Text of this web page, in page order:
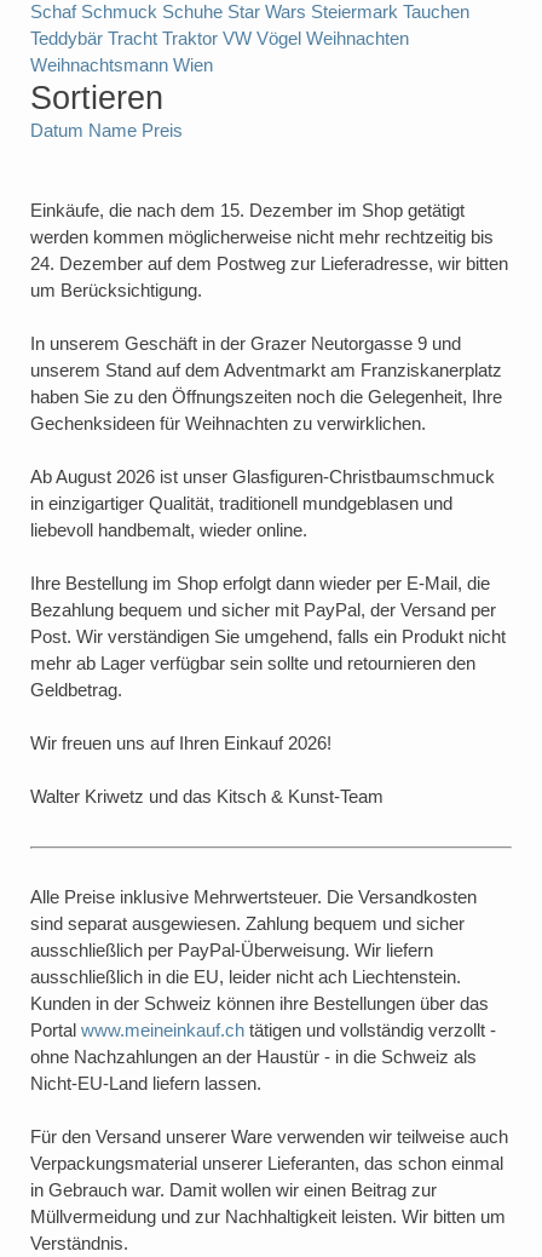
Schaf Schmuck Schuhe Star Wars Steiermark Tauchen
Teddybär Tracht Traktor VW Vögel Weihnachten
Weihnachtsmann Wien
Sortieren
Datum Name Preis
Einkäufe, die nach dem 15. Dezember im Shop getätigt
werden kommen möglicherweise nicht mehr rechtzeitig bis
24. Dezember auf dem Postweg zur Lieferadresse, wir bitten
um Berücksichtigung.
In unserem Geschäft in der Grazer Neutorgasse 9 und
unserem Stand auf dem Adventmarkt am Franziskanerplatz
haben Sie zu den Öffnungszeiten noch die Gelegenheit, Ihre
Gechenksideen für Weihnachten zu verwirklichen.
Ab August 2026 ist unser Glasfiguren-Christbaumschmuck
in einzigartiger Qualität, traditionell mundgeblasen und
liebevoll handbemalt, wieder online.
Ihre Bestellung im Shop erfolgt dann wieder per E-Mail, die
Bezahlung bequem und sicher mit PayPal, der Versand per
Post. Wir verständigen Sie umgehend, falls ein Produkt nicht
mehr ab Lager verfügbar sein sollte und retournieren den
Geldbetrag.
Wir freuen uns auf Ihren Einkauf 2026!
Walter Kriwetz und das Kitsch & Kunst-Team
Alle Preise inklusive Mehrwertsteuer. Die Versandkosten
sind separat ausgewiesen. Zahlung bequem und sicher
ausschließlich per PayPal-Überweisung. Wir liefern
ausschließlich in die EU, leider nicht ach Liechtenstein.
Kunden in der Schweiz können ihre Bestellungen über das
Portal www.meineinkauf.ch tätigen und vollständig verzollt -
ohne Nachzahlungen an der Haustür - in die Schweiz als
Nicht-EU-Land liefern lassen.
Für den Versand unserer Ware verwenden wir teilweise auch
Verpackungsmaterial unserer Lieferanten, das schon einmal
in Gebrauch war. Damit wollen wir einen Beitrag zur
Müllvermeidung und zur Nachhaltigkeit leisten. Wir bitten um
Verständnis.